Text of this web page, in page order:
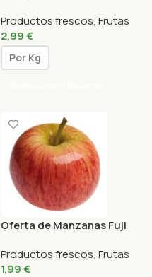
Productos frescos, Frutas
2,99€
Por Kg
Oferta de Manzanas Fuji
Productos frescos, Frutas
1,99€